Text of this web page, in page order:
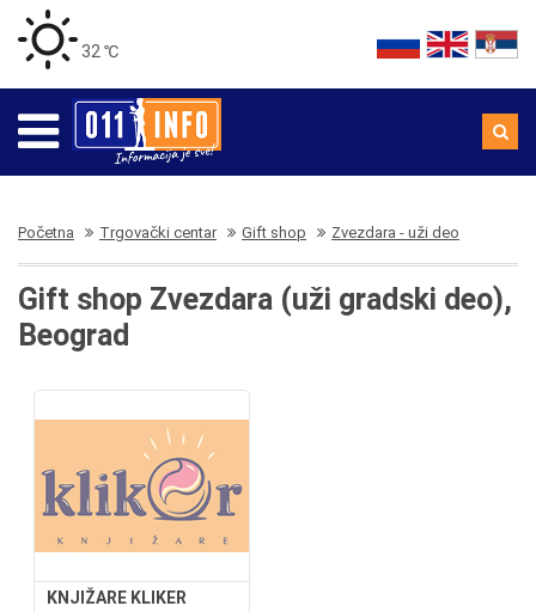
32 ℃
Početna Trgovački centar Gift shop Zvezdara - uži deo
Gift shop Zvezdara (uži gradski deo),
Beograd
KNJIŽARE KLIKER